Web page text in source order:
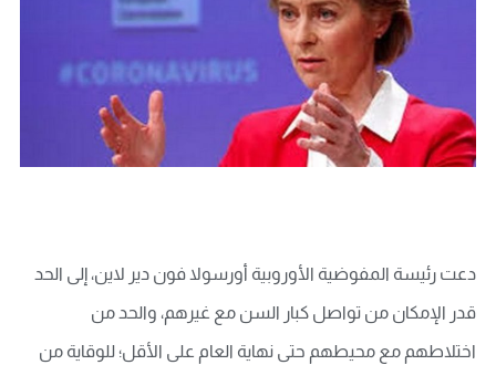
دعت رئيسة المفوضية الأوروبية أورسولا فون دير لاين، إلى الحد
قدر الإمكان من تواصل كبار السن مع غيرهم، والحد من
اختلاطهم مع محيطهم حتى نهاية العام على الأقل؛ للوقاية من